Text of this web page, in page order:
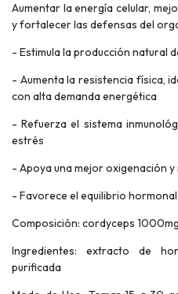
Aumentar la energía celular,
y fortalecer las defensas del
- Estimula la producción natural
- Aumenta la resistencia física,
con alta demanda energética
- Refuerza el sistema
estrés
- Apoya una mejor oxigenación
- Favorece el equilibrio
Composición: cordyceps 1000mg
Ingredientes: extracto de
purificada